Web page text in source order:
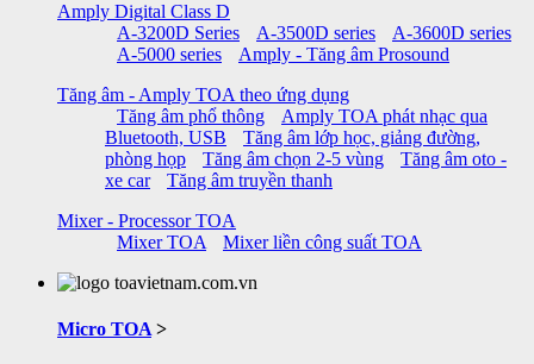
Amply Digital Class D
A-3200D Series
A-3500D series
A-3600D series
A-5000 series
Amply - Tăng âm Prosound
Tăng âm - Amply TOA theo ứng dụng
Tăng âm phổ thông
Amply TOA phát nhạc qua
Bluetooth, USB
Tăng âm lớp học, giảng đường,
phòng họp
Tăng âm chọn 2-5 vùng
Tăng âm oto -
xe car
Tăng âm truyền thanh
Mixer - Processor TOA
Mixer TOA
Mixer liền công suất TOA
Micro TOA >